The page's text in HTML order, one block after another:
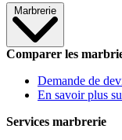
Marbrerie
Comparer les
Demande de
En savoir plus
Services marbrerie